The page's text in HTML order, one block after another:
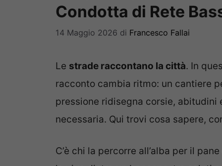
Condotta di Rete
14 Maggio 2026 di Francesco Fallai
Le strade raccontano la città. In
racconto cambia ritmo: un cantiere
pressione ridisegna corsie, abitudini
necessaria. Qui trovi cosa sapere,
C’è chi la percorre all’alba per il